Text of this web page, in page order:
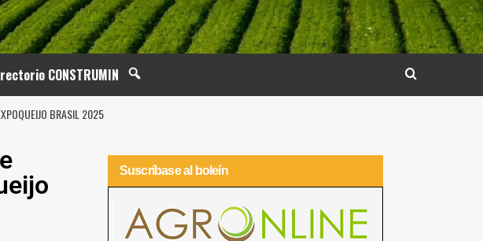
CONSTRUMIN
BRASIL 2025
Suscríbase al boleín